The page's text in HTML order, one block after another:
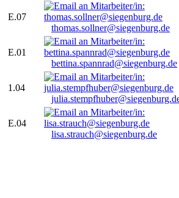
E.07
thomas.sollner@siegenburg.de
E.01
bettina.spannrad@siegenburg.de
1.04
E.04
lisa.strauch@siegenburg.de